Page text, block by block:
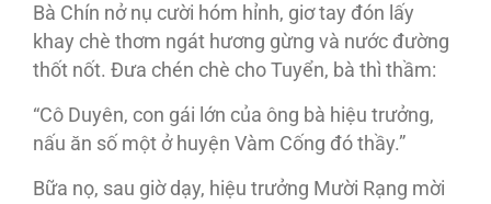
Bà Chín nở nụ cười hóm hỉnh, giơ tay đón lấy
khay chè thơm ngát hương gừng và nước đường
thốt nốt. Đưa chén chè cho Tuyển, bà thì thầm:
“Cô Duyên, con gái lớn của ông bà hiệu trưởng,
nấu ăn số một ở huyện Vàm Cống đó thầy.”
Bữa nọ, sau giờ dạy, hiệu trưởng Mười Rạng mời